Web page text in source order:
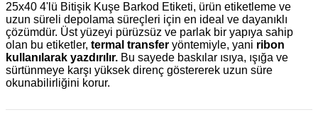
25x40 4'lü Bitişik Kuşe Barkod Etiketi, ürün etiketleme ve
uzun süreli depolama süreçleri için en ideal ve dayanıklı
çözümdür. Üst yüzeyi pürüzsüz ve parlak bir yapıya sahip
olan bu etiketler, termal transfer yöntemiyle, yani ribon
kullanılarak yazdırılır. Bu sayede baskılar ısıya, ışığa ve
sürtünmeye karşı yüksek direnç göstererek uzun süre
okunabilirliğini korur.